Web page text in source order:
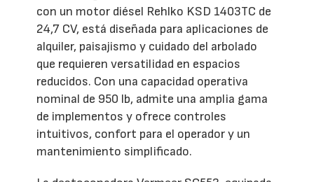
con un motor diésel Rehlko KSD 1403TC de
24,7 CV, está diseñada para aplicaciones de
alquiler, paisajismo y cuidado del arbolado
que requieren versatilidad en espacios
reducidos. Con una capacidad operativa
nominal de 950 lb, admite una amplia gama
de implementos y ofrece controles
intuitivos, confort para el operador y un
mantenimiento simplificado.